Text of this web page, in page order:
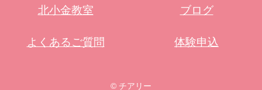
北小金教室 ブログ
よくあるご質問 体験申込
© チアリー